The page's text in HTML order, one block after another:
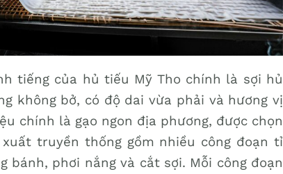
tiếng của hủ tiếu Mỹ Tho chính là sợi hủ
không bở, có độ dai vừa phải và hương vị
chính là gạo ngon địa phương, được chọn
truyền thống gồm nhiều công đoạn tỉ
bánh, phơi nắng và cắt sợi. Mỗi công đoạn